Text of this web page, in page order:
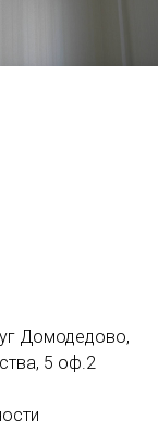
Домодедово,
5 оф.2